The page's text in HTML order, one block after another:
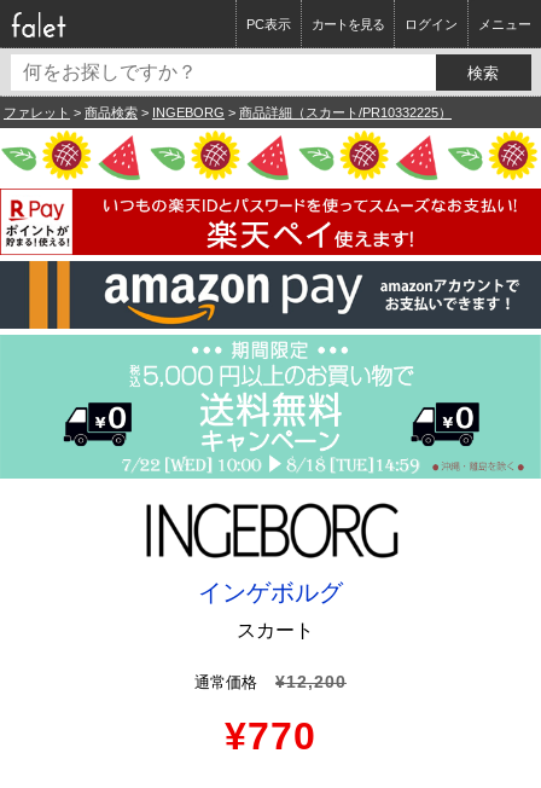
ログイン メニュー
カートを見る
PC表示
ファレット > 商品検索 > INGEBORG > 商品詳細（スカート/PR10332225）
インゲボルグ
スカート
通常価格 ¥12,200
¥770